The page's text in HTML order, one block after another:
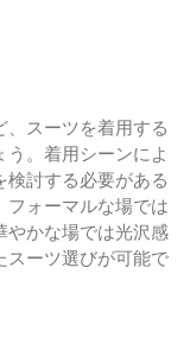
、スーツを着用する
。着用シーンによ
検討する必要がある
フォーマルな場では
やかな場では光沢感
スーツ選びが可能で